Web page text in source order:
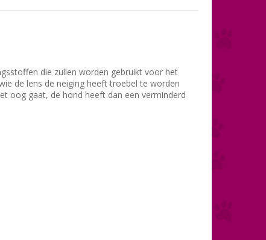
die zullen worden gebruikt voor het
de lens de neiging heeft troebel te worden
oog gaat, de hond heeft dan een verminderd